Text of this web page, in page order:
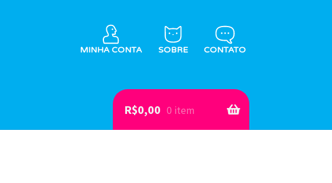
MINHA CONTA SOBRE CONTATO
R$0,00 0 item